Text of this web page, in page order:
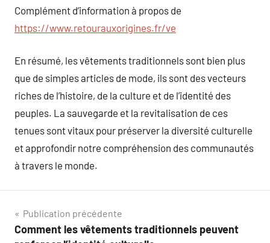
Complément d’information à propos de
https://www.retourauxorigines.fr/ve
En résumé, les vêtements traditionnels sont bien plus
que de simples articles de mode, ils sont des vecteurs
riches de l’histoire, de la culture et de l’identité des
peuples. La sauvegarde et la revitalisation de ces
tenues sont vitaux pour préserver la diversité culturelle
et approfondir notre compréhension des communautés
à travers le monde.
Navigation
Publication précédente
Comment les vêtements traditionnels peuvent